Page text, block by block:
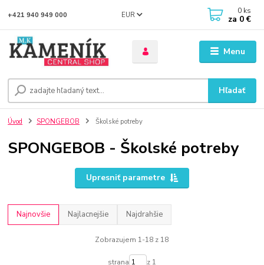
Menu
EUR
Hľadať
+421 940 949 000 0 ks
za 0 €
Úvod SPONGEBOB Školské potreby
SPONGEBOB - Školské potreby
Upresniť parametre
Najnovšie Najlacnejšie Najdrahšie
Zobrazujem 1-18 z 18
strana z 1